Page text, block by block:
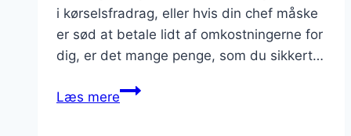
i kørselsfradrag, eller hvis din chef måske
er sød at betale lidt af omkostningerne for
dig, er det mange penge, som du sikkert…
Læs mereSpar